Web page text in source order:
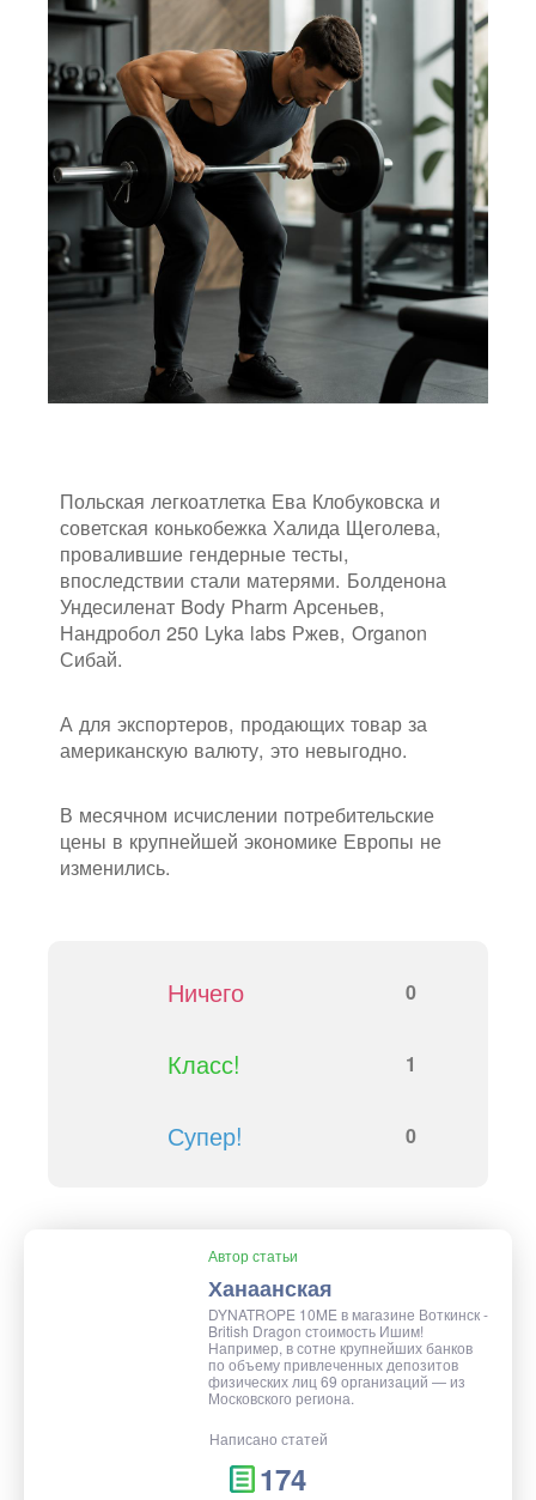
Польская легкоатлетка Ева Клобуковска и
советская конькобежка Халида Щеголева,
провалившие гендерные тесты,
впоследствии стали матерями. Болденона
Ундесиленат Body Pharm Арсеньев,
Нандробол 250 Lyka labs Ржев, Organon
Сибай.
А для экспортеров, продающих товар за
американскую валюту, это невыгодно.
В месячном исчислении потребительские
цены в крупнейшей экономике Европы не
изменились.
Ничего 0
Класс! 1
Супер! 0
Автор статьи
Ханаанская
DYNATROPE 10ME в магазине Воткинск -
British Dragon стоимость Ишим!
Например, в сотне крупнейших банков
по объему привлеченных депозитов
физических лиц 69 организаций — из
Московского региона.
Написано статей
174